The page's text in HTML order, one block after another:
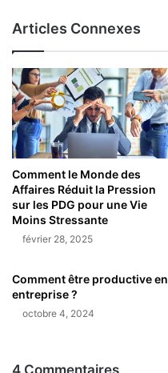
Articles Connexes
Comment le Monde des
Affaires Réduit la Pression
sur les PDG pour une Vie
Moins Stressante
février 28, 2025
Comment être productive en
entreprise ?
octobre 4, 2024